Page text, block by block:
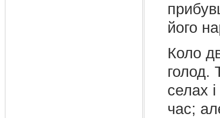
його
Коло
голод.
селах
час;